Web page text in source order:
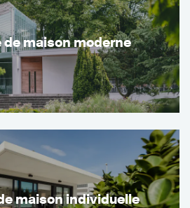
maison moderne
maison individuelle